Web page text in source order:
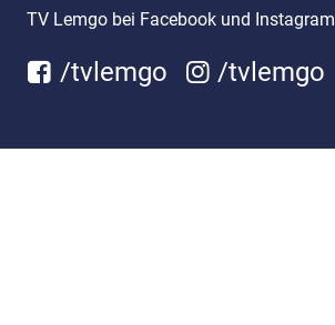
TV Lemgo bei Facebook und Instagram
/tvlemgo /tvlemgo